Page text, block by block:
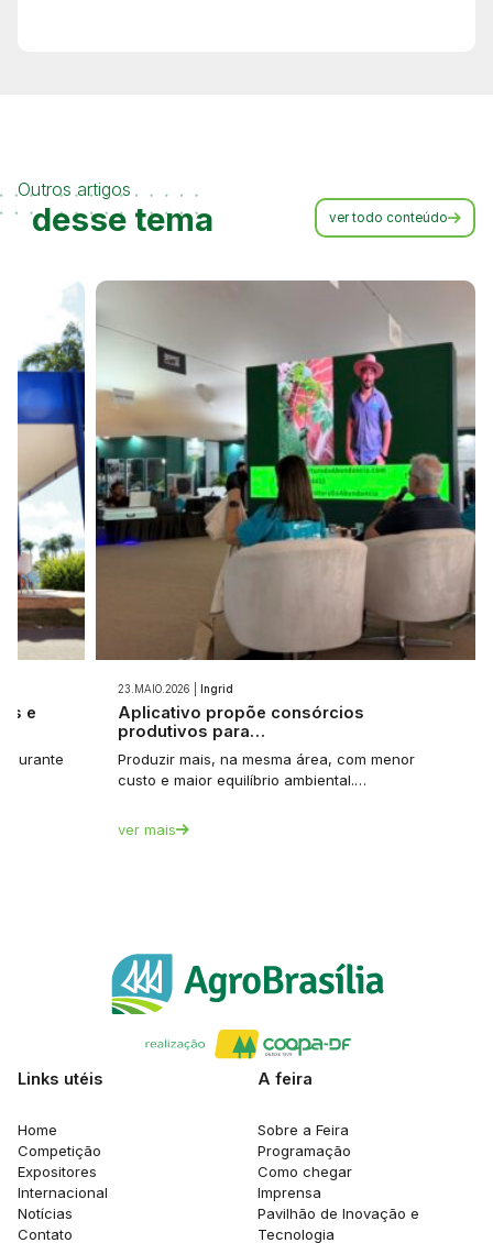
Outros artigos
desse tema ver todo conteúdo
e
durante
23.MAIO.2026 | Ingrid
Aplicativo propõe consórcios
produtivos para…
Produzir mais, na mesma área, com menor
custo e maior equilíbrio ambiental.…
ver mais
Links utéis
Home
Competição
Expositores
Internacional
Notícias
Contato
A feira
Sobre a Feira
Programação
Como chegar
Imprensa
Pavilhão de Inovação e
Tecnologia